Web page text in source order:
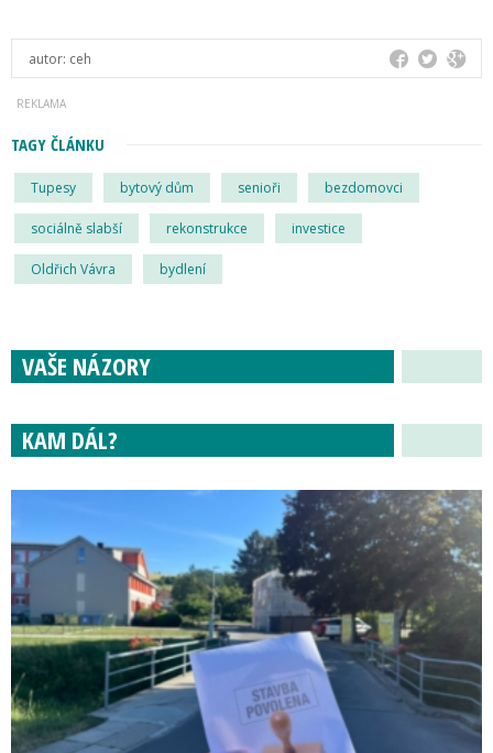
autor: ceh
TAGY ČLÁNKU
Tupesy bytový dům senioři bezdomovci
sociálně slabší rekonstrukce investice
Oldřich Vávra bydlení
VAŠE NÁZORY
KAM DÁL?